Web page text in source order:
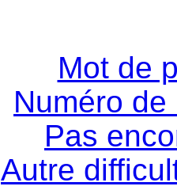
Mot de
Numéro
Pas
Autre